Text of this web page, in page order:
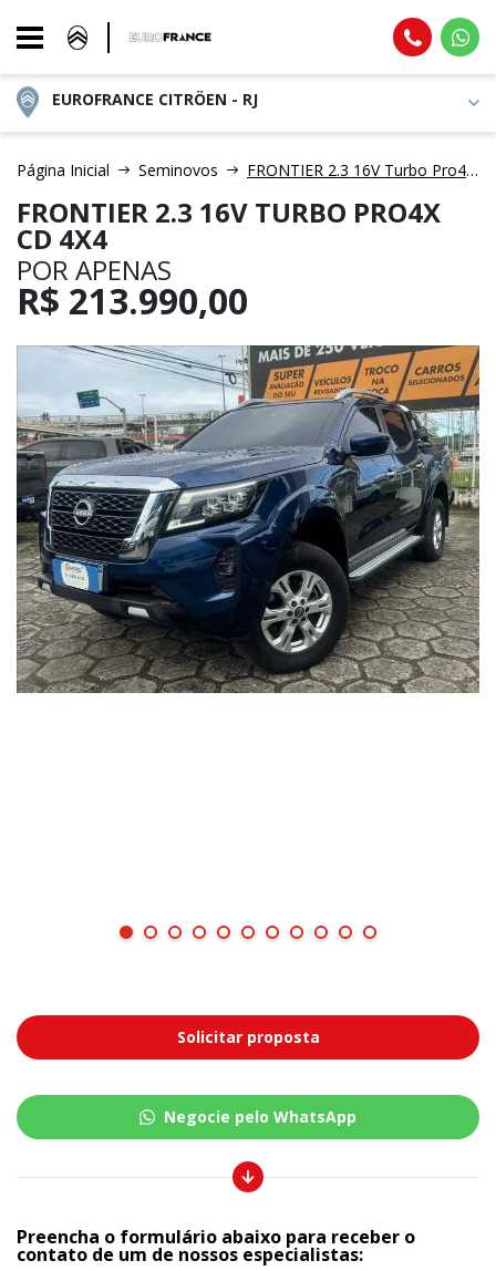
EUROFRANCE CITRÖEN - RJ
Página Inicial Seminovos FRONTIER 2.3 16V Turbo Pro4x CD 4X4
FRONTIER 2.3 16V TURBO PRO4X
CD 4X4
POR APENAS
R$ 213.990,00
Solicitar proposta
Negocie pelo WhatsApp
Preencha o formulário abaixo para receber o
contato de um de nossos especialistas: